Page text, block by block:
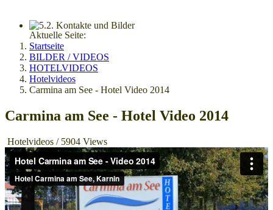
Aktuelle Seite:
Startseite
BILDER / VIDEOS
HOTELVIDEOS
Hotelvideos
Carmina am See - Hotel Video 2014
Carmina am See - Hotel Video 2014
Hotelvideos / 5904 Views